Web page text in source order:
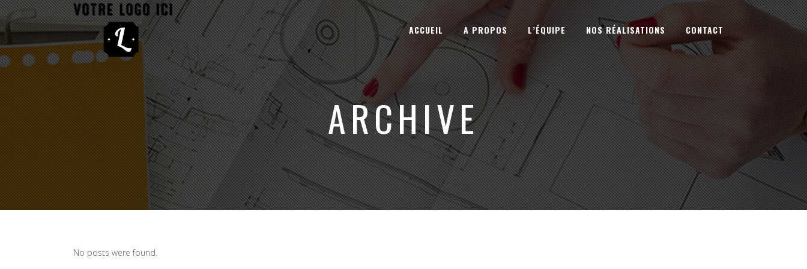
ACCUEIL A PROPOS L’ÉQUIPE NOS RÉALISATIONS CONTACT
ARCHIVE
No posts were found.